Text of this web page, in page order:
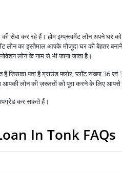
की सेवा कर रहे हैं।होम इम्प्रूवमेंट लोन अपने घर
लोन का इस्तेमाल आपके मौजूदा घर को बेहतर
लोन के नाम से भी जाना जाता है।
पता है ग्राउंड फ्लोर, प्लॉट संख्या 36 एवं
लोन की ज़रूरतों को पूरा करने के लिए
कर सकते हैं।
In Tonk FAQs